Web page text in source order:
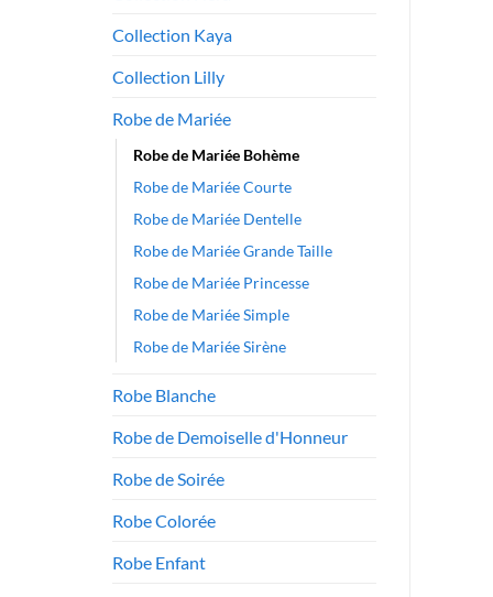
Collection Kaya
Collection Lilly
Robe de Mariée
Robe de Mariée Bohème
Robe de Mariée Courte
Robe de Mariée Dentelle
Robe de Mariée Grande Taille
Robe de Mariée Princesse
Robe de Mariée Simple
Robe de Mariée Sirène
Robe Blanche
Robe de Demoiselle d'Honneur
Robe de Soirée
Robe Colorée
Robe Enfant